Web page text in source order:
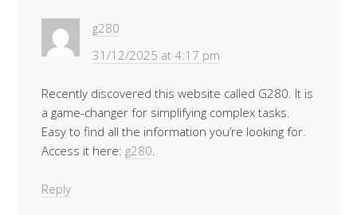
g280
31/12/2025 at 4:17 pm
Recently discovered this website called G280. It is
a game-changer for simplifying complex tasks.
Easy to find all the information you’re looking for.
Access it here: g280.
Reply